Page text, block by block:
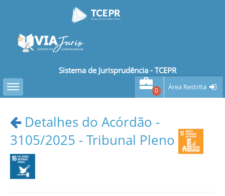
Sistema de Jurisprudência - TCEPR
Toggle sidebar
0 Área Restrita
Detalhes do Acórdão -
3105/2025 - Tribunal Pleno